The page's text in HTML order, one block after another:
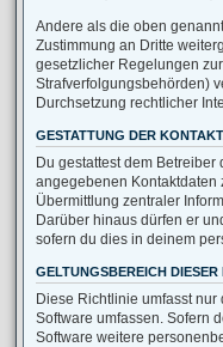
Andere als die oben
Zustimmung an Dritte
gesetzlicher Regelungen
Strafverfolgungsbehörden)
Durchsetzung rechtlicher
GESTATTUNG DER
Du gestattest dem
angegebenen Kontaktdaten
Übermittlung zentraler
Darüber hinaus dürfen er
sofern du dies in deinem
GELTUNGSBEREICH DIESER
Diese Richtlinie umfasst
Software umfassen. Sofern
Software weitere